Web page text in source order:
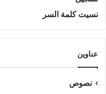
نسيت كلمة السر
عناوين
نصوص